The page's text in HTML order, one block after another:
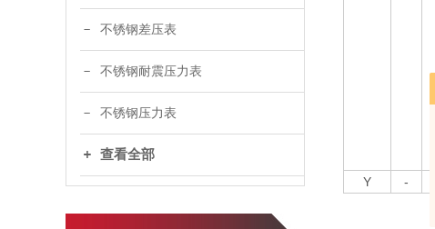
不锈钢差压表
不锈钢耐震压力表
不锈钢压力表
查看全部
Y -